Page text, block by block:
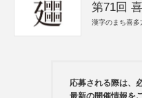
第71回
漢字のまち喜多
応募される際は、
最新の開催情報を